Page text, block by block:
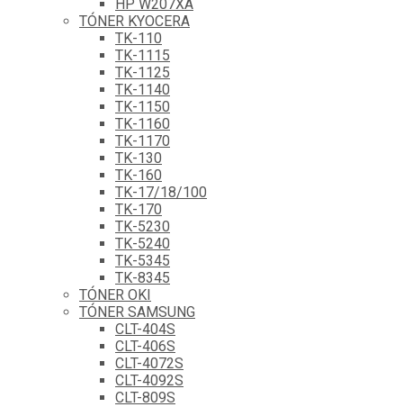
HP W207XA
TÓNER KYOCERA
TK-110
TK-1115
TK-1125
TK-1140
TK-1150
TK-1160
TK-1170
TK-130
TK-160
TK-17/18/100
TK-170
TK-5230
TK-5240
TK-5345
TK-8345
TÓNER OKI
TÓNER SAMSUNG
CLT-404S
CLT-406S
CLT-4072S
CLT-4092S
CLT-809S